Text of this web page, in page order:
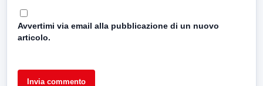
Avvertimi via email alla pubblicazione di un nuovo
articolo.